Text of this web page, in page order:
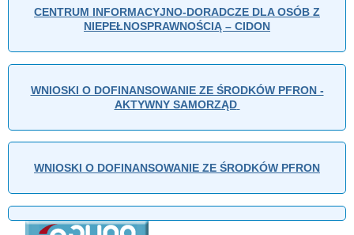
CENTRUM INFORMACYJNO-DORADCZE DLA OSÓB Z
NIEPEŁNOSPRAWNOŚCIĄ – CIDON
WNIOSKI O DOFINANSOWANIE ZE ŚRODKÓW PFRON -
AKTYWNY SAMORZĄD
WNIOSKI O DOFINANSOWANIE ZE ŚRODKÓW PFRON